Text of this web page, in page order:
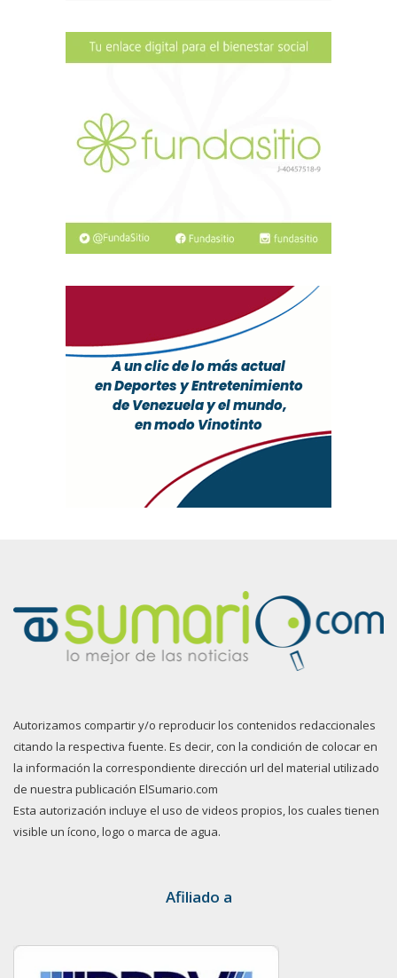
Autorizamos compartir y/o reproducir los contenidos redaccionales
citando la respectiva fuente. Es decir, con la condición de colocar en
la información la correspondiente dirección url del material utilizado
de nuestra publicación ElSumario.com
Esta autorización incluye el uso de videos propios, los cuales tienen
visible un ícono, logo o marca de agua.
Afiliado a